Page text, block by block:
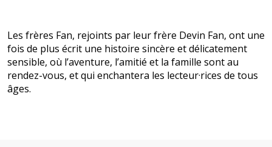
Les frères Fan, rejoints par leur frère Devin Fan, ont une
fois de plus écrit une histoire sincère et délicatement
sensible, où l’aventure, l’amitié et la famille sont au
rendez-vous, et qui enchantera les lecteur·rices de tous
âges.